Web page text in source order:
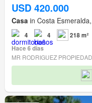
USD 420.000
Casa in Costa
4 4
218 m²
Hace 6 días
MR RODRIGUEZ